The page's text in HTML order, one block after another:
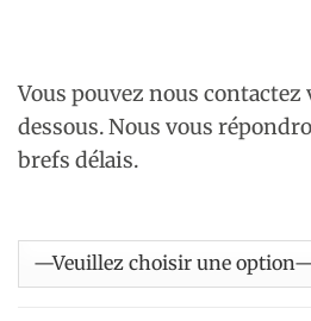
Vous pouvez nous
dessous. Nous vous
brefs délais.